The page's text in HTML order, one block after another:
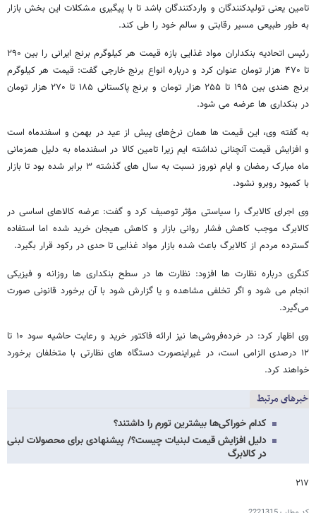
تامین یعنی تولیدکنندگان و واردکنندگان باشد تا با پیگیری مشکلات این بخش بازار
به‌ طور طبیعی مسیر رقابتی و سالم خود را طی کند.
رئیس اتحادیه بنکداران مواد غذایی بازه قیمت هر کیلوگرم برنج ایرانی را بین ۲۹۰
تا ۴۷۰ هزار تومان عنوان کرد و درباره انواع برنج خارجی گفت: قیمت هر کیلوگرم
برنج هندی بین ۱۹۵ تا ۲۵۵ هزار تومان و برنج پاکستانی ۱۸۵ تا ۲۷۰ هزار تومان
در بنکداری ها عرضه می‌ شود.
به گفته وی، این قیمت‌ ها همان نرخ‌های پیش از عید در بهمن و اسفندماه است
و افزایش قیمت آنچنانی نداشته ایم زیرا تامین کالا در اسفندماه به دلیل همزمانی
ماه مبارک رمضان و ایام نوروز نسبت به سال‌ های گذشته ۳ برابر شده بود تا بازار
با کمبود روبرو نشود.
وی اجرای کالابرگ را سیاستی مؤثر توصیف کرد و گفت: عرضه کالاهای اساسی در
کالابرگ موجب کاهش فشار روانی بازار و کاهش هیجان خرید شده اما استفاده
گسترده مردم از کالابرگ باعث شده بازار مواد غذایی تا حدی در رکود قرار بگیرد.
کنگری درباره نظارت‌ ها افزود: نظارت‌ ها در سطح بنکداری ها روزانه و فیزیکی
انجام می‌ شود و اگر تخلفی مشاهده و یا گزارش شود با آن برخورد قانونی صورت
می‌گیرد.
وی اظهار کرد: در خرده‌فروشی‌ها نیز ارائه فاکتور خرید و رعایت حاشیه سود ۱۰ تا
۱۲ درصدی الزامی است، در غیراینصورت دستگاه های نظارتی با متخلفان برخورد
خواهند کرد.
خبرهای مرتبط
کدام خوراکی‌ها بیشترین تورم را داشتند؟
دلیل افزایش قیمت لبنیات چیست؟/ پیشنهادی برای محصولات لبنی
در کالابرگ
۲۱۷